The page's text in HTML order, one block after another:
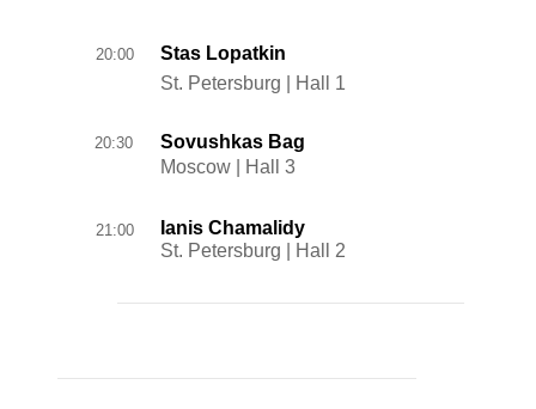
20:30
21:00
St. Petersburg | Hall 2
St. Petersburg | Hall 1
Ianis Chamalidy
Stas Lopatkin
Sovushkas Bag
Moscow | Hall 3
20:00